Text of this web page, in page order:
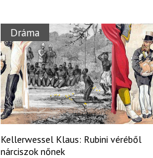
Dráma
Kellerwessel Klaus: Rubini véréből
nárciszok nőnek